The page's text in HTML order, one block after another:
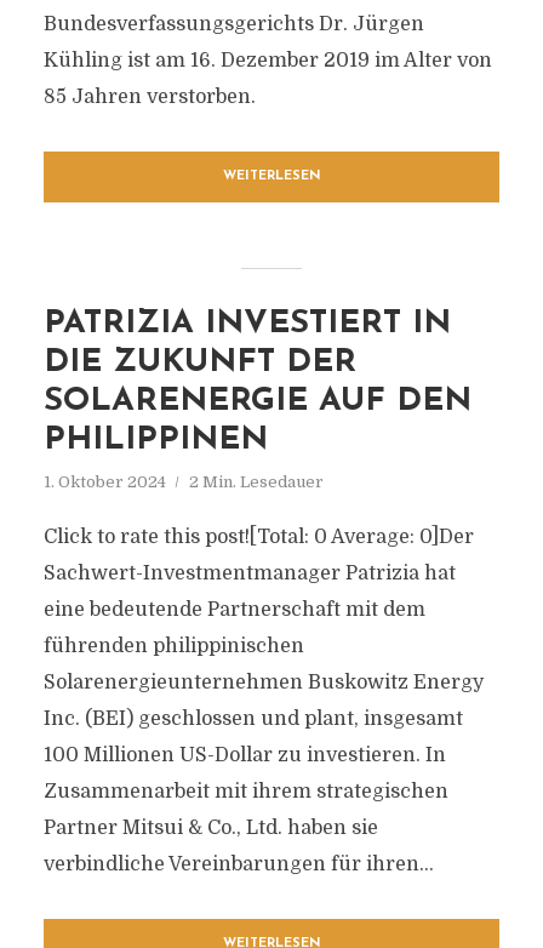
Bundesverfassungsgerichts Dr. Jürgen
Kühling ist am 16. Dezember 2019 im Alter von
85 Jahren verstorben.
WEITERLESEN
PATRIZIA INVESTIERT IN
DIE ZUKUNFT DER
SOLARENERGIE AUF DEN
PHILIPPINEN
1. Oktober 2024 2 Min. Lesedauer
Click to rate this post![Total: 0 Average: 0]Der
Sachwert-Investmentmanager Patrizia hat
eine bedeutende Partnerschaft mit dem
führenden philippinischen
Solarenergieunternehmen Buskowitz Energy
Inc. (BEI) geschlossen und plant, insgesamt
100 Millionen US-Dollar zu investieren. In
Zusammenarbeit mit ihrem strategischen
Partner Mitsui & Co., Ltd. haben sie
verbindliche Vereinbarungen für ihren...
WEITERLESEN